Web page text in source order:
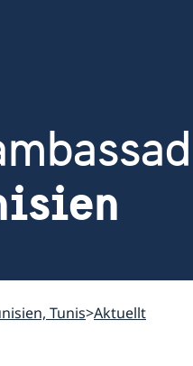
Tunis Aktuellt